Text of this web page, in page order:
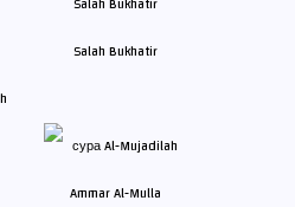
Salah Bukhatir